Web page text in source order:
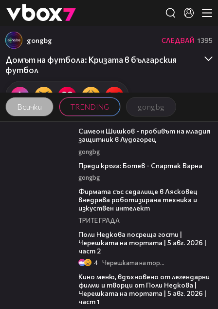
👾
Всички TRENDING gongbg
gongbg СЛЕДВАЙ 1395
Домът на футбола: Кризата в българския
футбол
03:07
Симеон Шишков - пробивът на младия
защитник в Лудогорец
gongbg
Преди кръга: Ботев - Спартак Варна
gongbg
Фирмата със седалище в Лясковец
внедрява роботизирана техника и
изкуствен интелект
ТРИТЕ ГРАДА
Поли Недкова посреща гости |
Черешката на тортата | 5 авг. 2026 |
част 2
4 Черешката на тортата
Кино меню, вдъхновено от легендарни
филми и творци от Поли Недкова |
Черешката на тортата | 5 авг. 2026 |
част 1